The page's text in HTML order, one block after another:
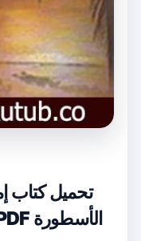
تحميل كتاب